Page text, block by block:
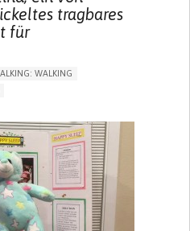
tragbares
für
WALKING
(TO HELP ADL)
SENSORY FUNCTION
PROTECTION, FALLS,
OPHTHALMOLOGY